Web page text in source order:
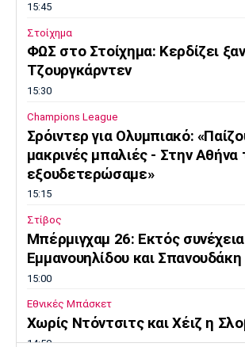
15:45
Στοίχημα
ΦΩΣ στο Στοίχημα: Κερδίζει
Τζουργκάρντεν
15:30
Champions League
Σρόιντερ για Ολυμπιακό:
μακρινές μπαλιές - Στην Αθήνα
εξουδετερώσαμε»
15:15
Στίβος
Μπέρμιγχαμ 26: Εκτός
Εμμανουηλίδου και Σπανουδάκη
15:00
Εθνικές Μπάσκετ
Χωρίς Ντόντσιτς και Χέιζ η
14:50